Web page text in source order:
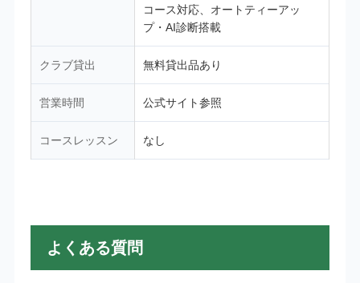
コース対応、オートティーアッ
プ・AI診断搭載
クラブ貸出 無料貸出品あり
営業時間 公式サイト参照
コースレッスン なし
よくある質問